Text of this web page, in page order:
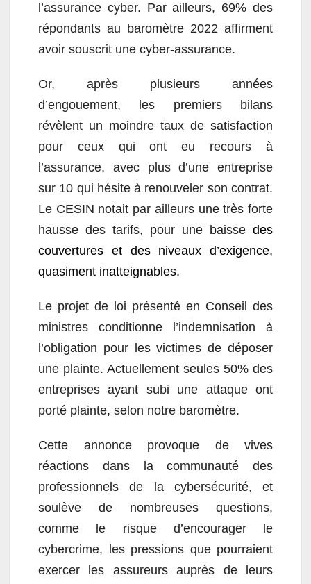
l’assurance cyber. Par ailleurs, 69% des
répondants au baromètre 2022 affirment
avoir souscrit une cyber-assurance.
Or, après plusieurs années
d’engouement, les premiers bilans
révèlent un moindre taux de satisfaction
pour ceux qui ont eu recours à
l’assurance, avec plus d’une entreprise
sur 10 qui hésite à renouveler son contrat.
Le CESIN notait par ailleurs une très forte
hausse des tarifs, pour une baisse des
couvertures et des niveaux d’exigence,
quasiment inatteignables.
Le projet de loi présenté en Conseil des
ministres conditionne l’indemnisation à
l’obligation pour les victimes de déposer
une plainte. Actuellement seules 50% des
entreprises ayant subi une attaque ont
porté plainte, selon notre baromètre.
Cette annonce provoque de vives
réactions dans la communauté des
professionnels de la cybersécurité, et
soulève de nombreuses questions,
comme le risque d’encourager le
cybercrime, les pressions que pourraient
exercer les assureurs auprès de leurs